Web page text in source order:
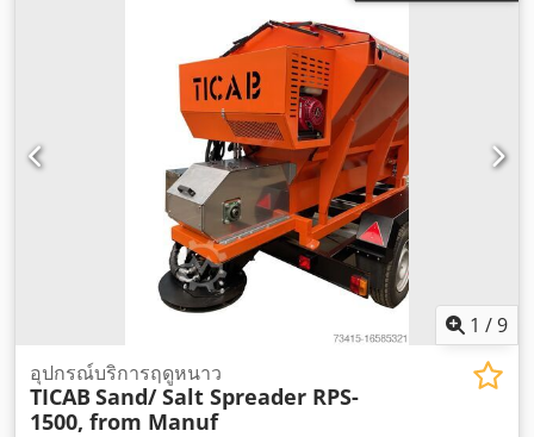
1 /9
อุปกรณ์บริการฤดูหนาว
TICAB Sand/ Salt Spreader RPS-
1500, from Manuf